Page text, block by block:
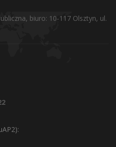
biuro: 10-117 Olsztyn, ul.